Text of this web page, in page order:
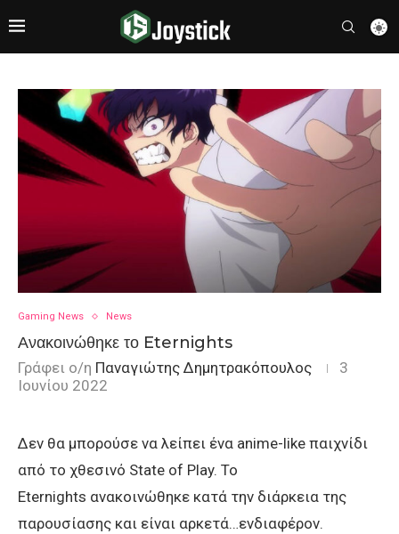
Gaming News News
Ανακοινώθηκε το Eternights
Γράφει ο/η Παναγιώτης Δημητρακόπουλος
3
Ιουνίου 2022
Δεν θα μπορούσε να λείπει ένα anime-like παιχνίδι
από το χθεσινό State of Play. To
Eternights ανακοινώθηκε κατά την διάρκεια της
παρουσίασης και είναι αρκετά…ενδιαφέρον.